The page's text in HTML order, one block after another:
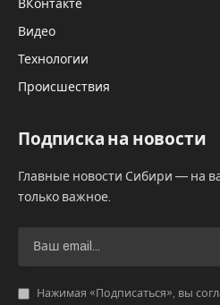
ВКонтакте
Видео
Технологии
Происшествия
Подписка на новости
Главные новости Сибири — на
только важное.
Нажимая «Подписаться», вы